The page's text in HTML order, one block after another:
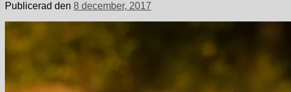
Publicerad den 8 december, 2017